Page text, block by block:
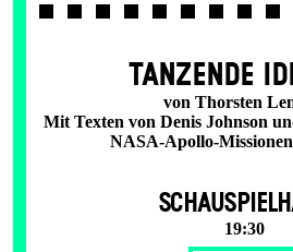
TANZENDE
von Thorsten
Mit Texten von Denis Johnson
NASA-Apollo-
19:30